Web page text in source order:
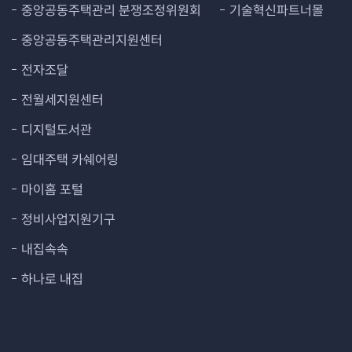
중앙공동주택관리 분쟁조정위원회
중앙공동주택관리지원센터
전자조달
전월세지원센터
디지털도서관
임대주택 카쉐어링
마이홈 포털
정비사업지원기구
내집속속
하나로 내집
기술혁신파트너몰